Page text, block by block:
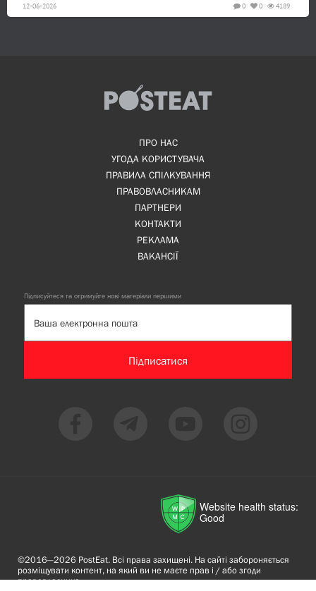
12-06-2026 4189
0
0
ПРО НАС
УГОДА КОРИСТУВАЧА
ПРАВИЛА СПІЛКУВАННЯ
ПРАВОВЛАСНИКАМ
ПАРТНЕРИ
КОНТАКТИ
РЕКЛАМА
ВАКАНСІЇ
Підписуйтеся та отримуйте нові матеріали першими
Підписатися
Website health status:
Good
©2016—2026 PostEat. Всі права захищені. На сайті забороняється
розміщувати контент, на який ви не маєте прав і / або згоди
правовласника.